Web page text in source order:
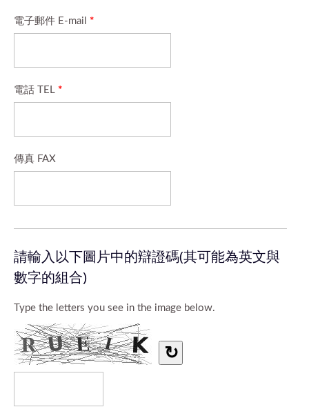
電子郵件 E-mail *
電話 TEL *
傳真 FAX
請輸入以下圖片中的辯證碼(其可能為英文與
數字的組合)
Type the letters you see in the image below.
↻